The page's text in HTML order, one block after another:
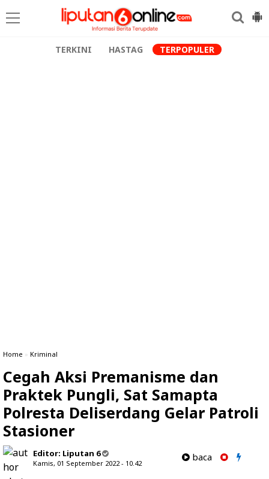
TERKINI HASTAG TERPOPULER
Home » Kriminal
Cegah Aksi Premanisme dan
Praktek Pungli, Sat Samapta
Polresta Deliserdang Gelar Patroli
Stasioner
Editor: Liputan 6
Kamis, 01 September 2022 - 10.42
baca